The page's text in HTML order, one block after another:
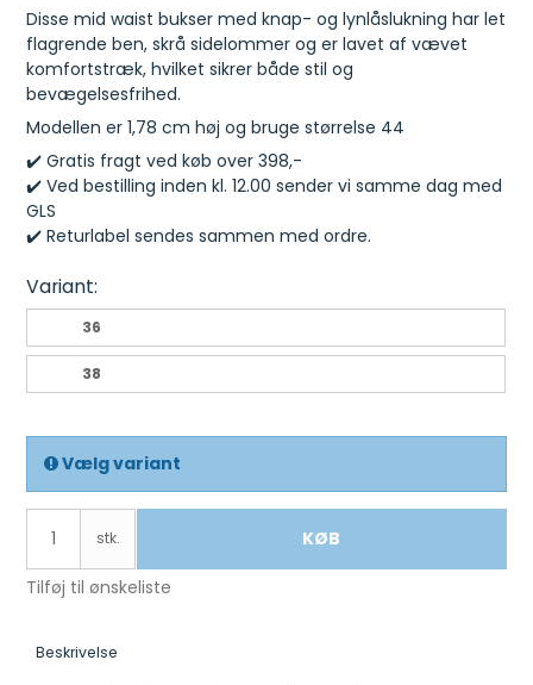
Disse mid waist bukser med knap- og lynlåslukning har let
flagrende ben, skrå sidelommer og er lavet af vævet
komfortstræk, hvilket sikrer både stil og
bevægelsesfrihed.
Modellen er 1,78 cm høj og bruge størrelse 44
✔️ Gratis fragt ved køb over 398,-
✔️ Ved bestilling inden kl. 12.00 sender vi samme dag med
GLS
✔️ Returlabel sendes sammen med ordre.
Variant:
36
38
Vælg variant
stk. KØB
Tilføj til ønskeliste
Beskrivelse